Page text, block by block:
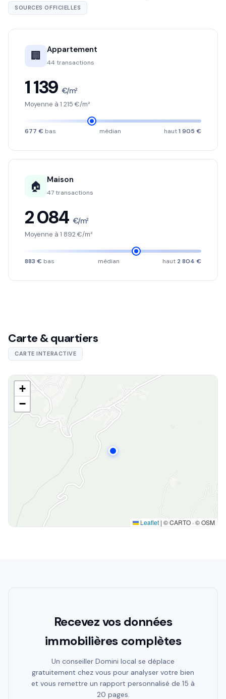
SOURCES OFFICIELLES
🏢 Appartement
44 transactions
1 139 €/m²
Moyenne à 1 215 €/m²
677 € bas médian haut1 905 €
🏠 Maison
47 transactions
2 084 €/m²
Moyenne à 1 892 €/m²
883 € bas médian haut 2 804 €
Carte & quartiers
CARTE INTERACTIVE
+
−
Leaflet | © CARTO · © OSM
Recevez vos données
immobilières complètes
Un conseiller Domini local se déplace
gratuitement chez vous pour analyser votre bien
et vous remettre un rapport personnalisé de 15 à
20 pages.